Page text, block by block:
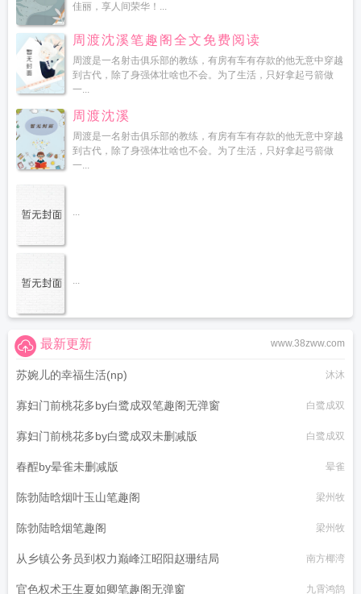
佳丽，享人间荣华！...
周渡沈溪笔趣阁全文免费阅读
周渡是一名射击俱乐部的教练，有房有车有存款的他无意中穿越
到古代，除了身强体壮啥也不会。为了生活，只好拿起弓箭做
一...
周渡沈溪
周渡是一名射击俱乐部的教练，有房有车有存款的他无意中穿越
到古代，除了身强体壮啥也不会。为了生活，只好拿起弓箭做
一...
...
...
www.38zww.com
最新更新
苏婉儿的幸福生活(np) 沐沐
寡妇门前桃花多by白鹭成双笔趣阁无弹窗 白鹭成双
寡妇门前桃花多by白鹭成双未删减版 白鹭成双
春酲by晕雀未删减版 晕雀
陈勃陆晗烟叶玉山笔趣阁 梁州牧
陈勃陆晗烟笔趣阁 梁州牧
从乡镇公务员到权力巅峰江昭阳赵珊结局 南方椰湾
官色权术王生夏如卿笔趣阁无弹窗 九霄鸿鹄